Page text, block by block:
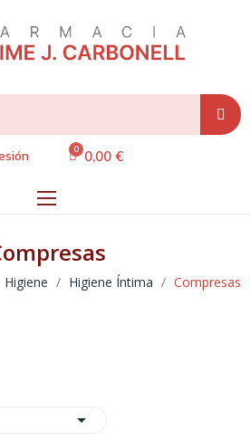
0,00 €
Higiene Higiene Íntima Compresas
